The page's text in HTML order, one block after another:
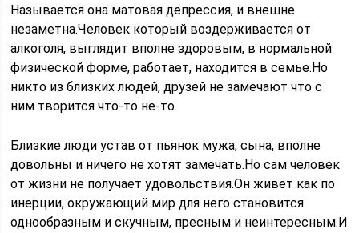
Называется она матовая депрессия, и внешне
незаметна.Человек который воздерживается от
алкоголя, выглядит вполне здоровым, в нормальной
физической форме, работает, находится в семье.Но
никто из близких людей, друзей не замечают что с
ним творится что-то не-то.
Близкие люди устав от пьянок мужа, сына, вполне
довольны и ничего не хотят замечать.Но сам человек
от жизни не получает удовольствия.Он живет как по
инерции, окружающий мир для него становится
однообразным и скучным, пресным и неинтересным.И